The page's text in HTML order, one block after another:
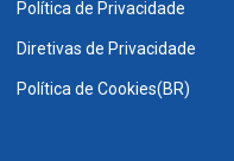
Política de Privacidade
Diretivas de Privacidade
Política de Cookies(BR)